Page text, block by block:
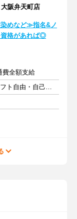
阪弁天町店
めなど≫指名&ノ
格があれば◎
費全額支給
週1日以上 1日3時間以上 シフト自由・自己申告